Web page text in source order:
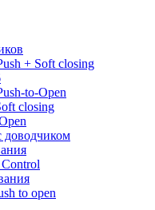
+ Soft closing
to-Open
closing
доводчиком
to open